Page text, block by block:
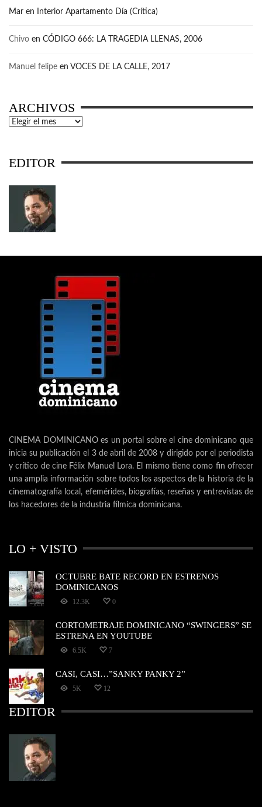
Mar en Interior Apartamento Día (Crítica)
Chivo en CÓDIGO 666: LA TRAGEDIA LLENAS, 2006
Manuel felipe en VOCES DE LA CALLE, 2017
ARCHIVOS
Archivos
EDITOR
CINEMA DOMINICANO es un portal sobre el cine dominicano que
inicia su publicación el 3 de abril de 2008 y dirigido por el periodista
y crítico de cine Félix Manuel Lora. El mismo tiene como fin ofrecer
una amplia información sobre todos los aspectos de la historia de la
cinematografía local, efemérides, biografías, reseñas y entrevistas de
los hacedores de la industria fílmica dominicana.
LO + VISTO
OCTUBRE BATE RECORD EN ESTRENOS
DOMINICANOS
12.3K 0
CORTOMETRAJE DOMINICANO “SWINGERS” SE
ESTRENA EN YOUTUBE
6.5K 7
CASI, CASI…”SANKY PANKY 2”
5K 12
EDITOR